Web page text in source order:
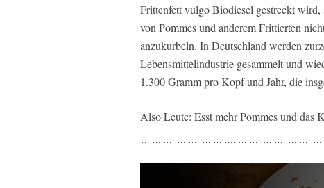
Frittenfett vulgo Biodiesel gestreckt
von Pommes und anderem Frittierten
anzukurbeln. In Deutschland werden
Lebensmittelindustrie gesammelt und
1.300 Gramm pro Kopf und Jahr, die
Also Leute: Esst mehr Pommes und das